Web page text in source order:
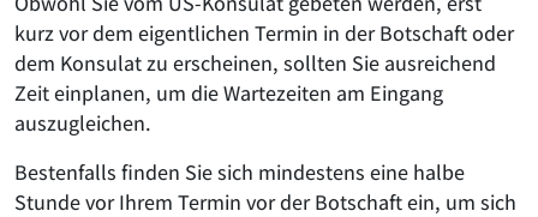
kurz vor dem eigentlichen Termin in der Botschaft oder
dem Konsulat zu erscheinen, sollten Sie ausreichend
Zeit einplanen, um die Wartezeiten am Eingang
auszugleichen.
Bestenfalls finden Sie sich mindestens eine halbe
Stunde vor Ihrem Termin vor der Botschaft ein, um sich